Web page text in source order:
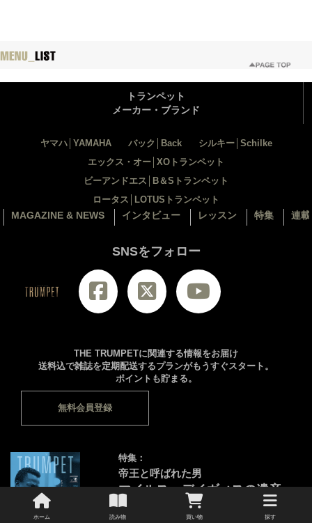
ホーム 読み物 買い物 探す
トランペット
メーカー・ブランド
ヤマハ│YAMAHA バック│Back
シルキー│Schilke
エックス・オー│XOトランペット
ビーアンドエス│B＆Sトランペット
ロータス│LOTUSトランペット
MAGAZINE & NEWS インタビュー レッスン 特集 連
SNSをフォロー
THE TRUMPETに関連する情報をお届け
送料込で雑誌を定期配送するプランがもうすぐスタート。
ポイントも貯まる。
無料会員登録
特集：
帝王と呼ばれた男
マイルス・デイヴィスの遺産
あなたにピッタリのモデルを見つけよ